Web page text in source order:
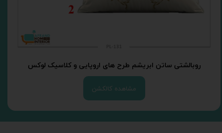
روبالشتی ساتن ابریشم طرح های اروپایی و کلاسیک لوکس
مشاهده کالکشن